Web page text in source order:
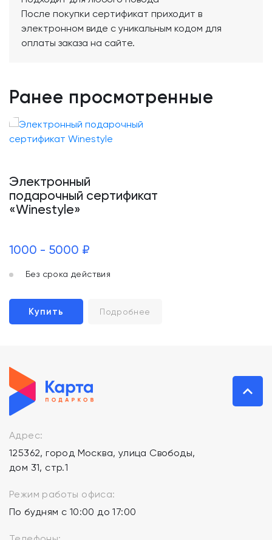
После покупки сертификат приходит в
электронном виде с уникальным кодом для
оплаты заказа на сайте.
Ранее просмотренные
Электронный
подарочный сертификат
«Winestyle»
1000 - 5000 ₽
Без срока действия
Купить Подробнее
Адрес:
125362, город Москва, улица Свободы,
дом 31, стр.1
Режим работы офиса:
По будням с 10:00 до 17:00